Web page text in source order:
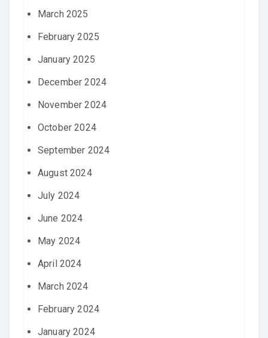
March 2025
February 2025
January 2025
December 2024
November 2024
October 2024
September 2024
August 2024
July 2024
June 2024
May 2024
April 2024
March 2024
February 2024
January 2024